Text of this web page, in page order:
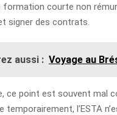
formation courte non
signer des contrats.
aussi : Voyage au
ce point est souvent mal
temporairement, l’ESTA